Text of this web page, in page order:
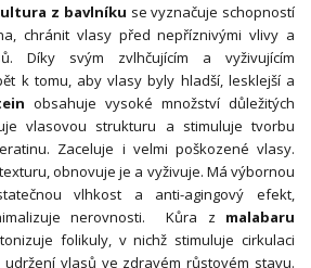
z bavlníku se vyznačuje schopností
chránit vlasy před nepříznivými vlivy a
Díky svým zvlhčujícím a vyživujícím
k tomu, aby vlasy byly hladší, lesklejší a
obsahuje vysoké množství důležitých
vlasovou strukturu a stimuluje tvorbu
Zaceluje i velmi poškozené vlasy.
obnovuje je a vyživuje. Má výbornou
vlhkost a anti-agingový efekt,
nerovnosti. Kůra z malabaru
folikuly, v nichž stimuluje cirkulaci
vlasů ve zdravém růstovém stavu.